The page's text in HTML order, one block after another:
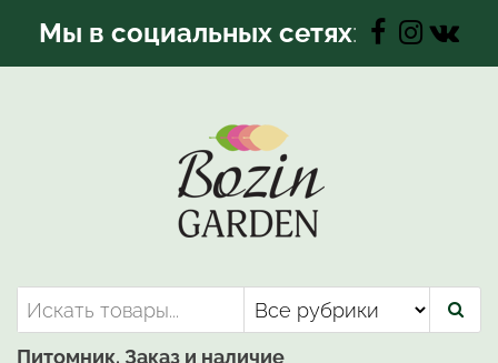
Мы в социальных сетях:
Bozin-Garden | Садовый центр
Садовый центр, Растения
для вашего сада
Питомник. Заказ и наличие